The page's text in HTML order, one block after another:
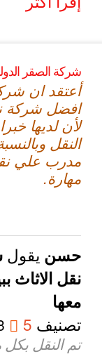
شركة الصقر
أعتقد ان
افضل شركة
لأن لديها
النقل
مدرب علي
مهارة.
حسنيقول
نقل الاثاث
معها
تصنيف5
تم النقل بكل